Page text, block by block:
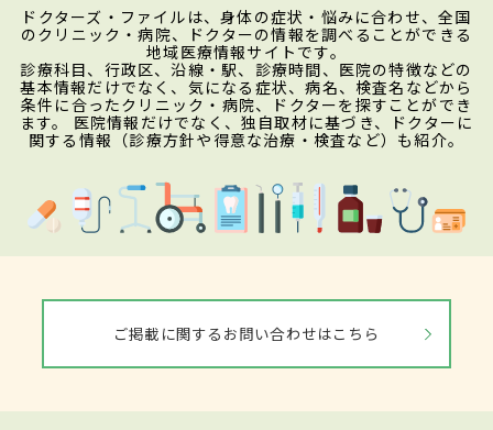
ドクターズ・ファイルは、身体の症状・悩みに合わせ、全国
のクリニック・病院、ドクターの情報を調べることができる
地域医療情報サイトです。
診療科目、行政区、沿線・駅、診療時間、医院の特徴などの
基本情報だけでなく、気になる症状、病名、検査名などから
条件に合ったクリニック・病院、ドクターを探すことができ
ます。 医院情報だけでなく、独自取材に基づき、ドクターに
関する情報（診療方針や得意な治療・検査など）も紹介。
ご掲載に関するお問い合わせはこちら